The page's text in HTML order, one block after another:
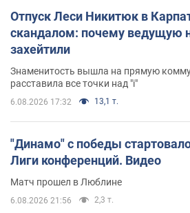
Отпуск Леси Никитюк в
скандалом: почему ведущую
захейтили
Знаменитость вышла на прямую
расставила все точки над "i"
6.08.2026 17:32 13,1 т.
"Динамо" с победы
Лиги конференций. Видео
Матч прошел в Люблине
6.08.2026 21:56 2,3 т.